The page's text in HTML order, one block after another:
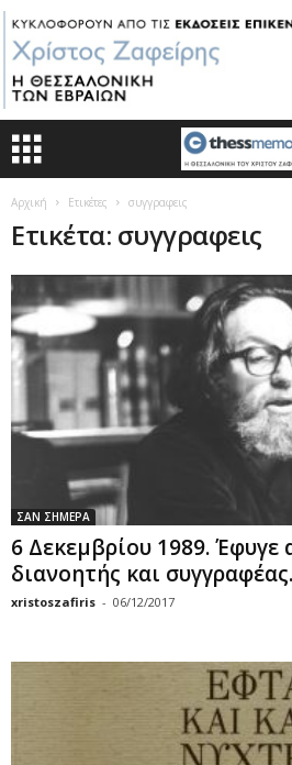
Αρχική Ετικέτες συγγραφεις
Ετικέτα: συγγραφεις
ΣΑΝ ΣΗΜΕΡΑ
6 Δεκεμβρίου 1989.
διανοητής και
xristoszafiris - 06/12/2017